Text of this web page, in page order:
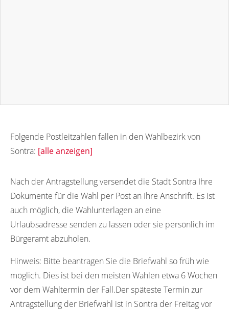
Folgende Postleitzahlen fallen in den Wahlbezirk von
Sontra: [alle anzeigen]
Nach der Antragstellung versendet die Stadt Sontra Ihre
Dokumente für die Wahl per Post an Ihre Anschrift. Es ist
auch möglich, die Wahlunterlagen an eine
Urlaubsadresse senden zu lassen oder sie persönlich im
Bürgeramt abzuholen.
Hinweis: Bitte beantragen Sie die Briefwahl so früh wie
möglich. Dies ist bei den meisten Wahlen etwa 6 Wochen
vor dem Wahltermin der Fall.Der späteste Termin zur
Antragstellung der Briefwahl ist in Sontra der Freitag vor